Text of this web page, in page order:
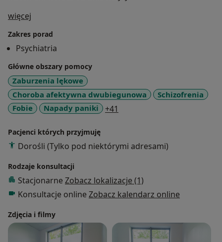
więcej
Zakres porad
Psychiatria
Główne obszary pomocy
Zaburzenia lękowe
Choroba afektywna dwubiegunowa
Schizofrenia
Fobie
Napady paniki +41
Pacjenci których przyjmuję
Dorośli (Tylko pod niektórymi adresami)
Rodzaje konsultacji
Stacjonarne Zobacz lokalizacje (1)
Konsultacje online Zobacz kalendarz online
Zdjęcia i filmy